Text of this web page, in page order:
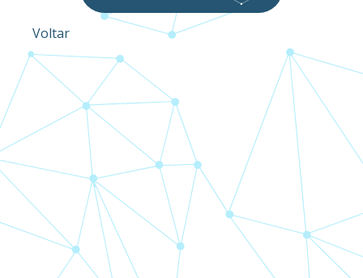
Voltar